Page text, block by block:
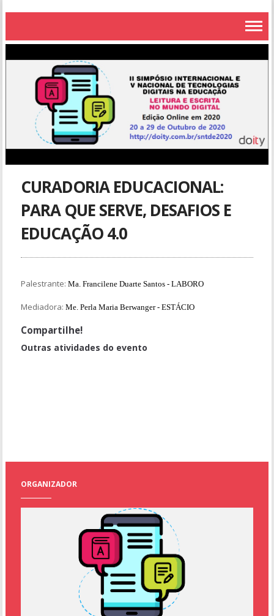
CURADORIA EDUCACIONAL:
PARA QUE SERVE, DESAFIOS E
EDUCAÇÃO 4.0
Palestrante:Ma. Francilene Duarte Santos - LABORO
Mediadora:Me. Perla Maria Berwanger - ESTÁCIO
Compartilhe!
Outras atividades do evento
ORGANIZADOR